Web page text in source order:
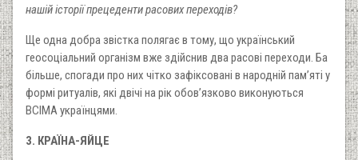
нашій історії прецеденти расових переходів?
Ще одна добра звістка полягає в тому, що український
геосоціальний організм вже здійснив два расові переходи. Ба
більше, спогади про них чітко зафіксовані в народній пам’яті у
формі ритуалів, які двічі на рік обов’язково виконуються
ВСІМА українцями.
3. КРАЇНА-ЯЙЦЕ